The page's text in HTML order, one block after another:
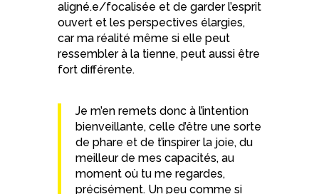
aligné.e/focalisée et de garder l’esprit
ouvert et les perspectives élargies,
car ma réalité même si elle peut
ressembler à la tienne, peut aussi être
fort différente.
Je m’en remets donc à l’intention
bienveillante, celle d’être une sorte
de phare et de t’inspirer la joie, du
meilleur de mes capacités, au
moment où tu me regardes,
précisément. Un peu comme si